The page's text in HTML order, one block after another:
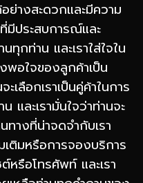
ย่างสะดวกและมีความ
มีประสบการณ์และ
กท่าน และเราใส่ใจใน
พอใจของลูกค้าเป็น
เลือกเราเป็นคู่ค้าในการ
และเรามั่นใจว่าท่านจะ
างที่น่าจดจำกับเรา
ติมหรือการจองบริการ
หรือโทรศัพท์ และเรา